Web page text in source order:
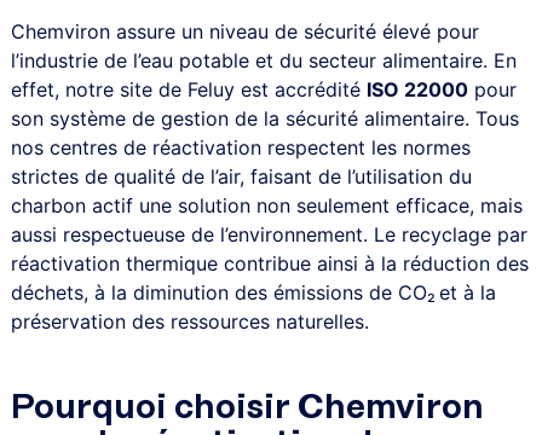
Chemviron assure un niveau de sécurité élevé pour
l’industrie de l’eau potable et du secteur alimentaire. En
effet, notre site de Feluy est accrédité ISO 22000pour
son système de gestion de la sécurité alimentaire. Tous
nos centres de réactivation respectent les normes
strictes de qualité de l’air, faisant de l’utilisation du
charbon actif une solution non seulement efficace, mais
aussi respectueuse de l’environnement. Le recyclage par
réactivation thermique contribue ainsi à la réduction des
déchets, à la diminution des émissions de CO₂ et à la
préservation des ressources naturelles.
Pourquoi choisir Chemviron